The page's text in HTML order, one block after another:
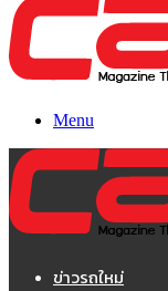
Menu
ข่าวรถใหม่